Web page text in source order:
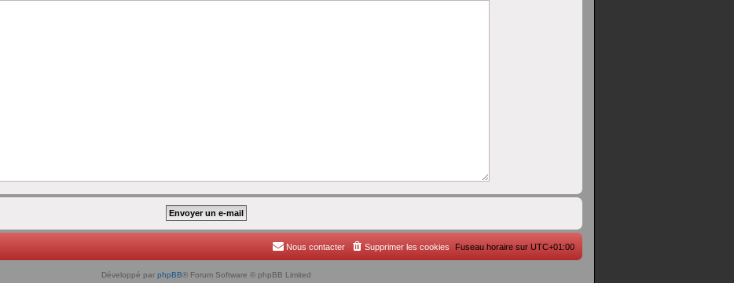
Fuseau horaire sur UTC+01:00
Supprimer les cookies
Nous contacter
Développé par phpBB® Forum Software © phpBB Limited